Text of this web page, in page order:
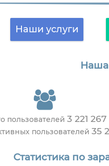
Наши услуги
Наша
пользователей 3 221 267
пользователей 35
Статистика по